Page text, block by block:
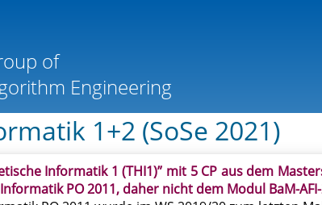
1+2 (SoSe 2021)
Informatik 1 (THI1)” mit 5 CP aus dem
Informatik PO 2011, daher nicht dem Modul BaM-